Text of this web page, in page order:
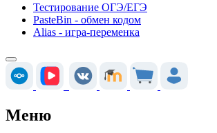
Тестирование ОГЭ/ЕГЭ
PasteBin - обмен кодом
Alias - игра-переменка
Меню